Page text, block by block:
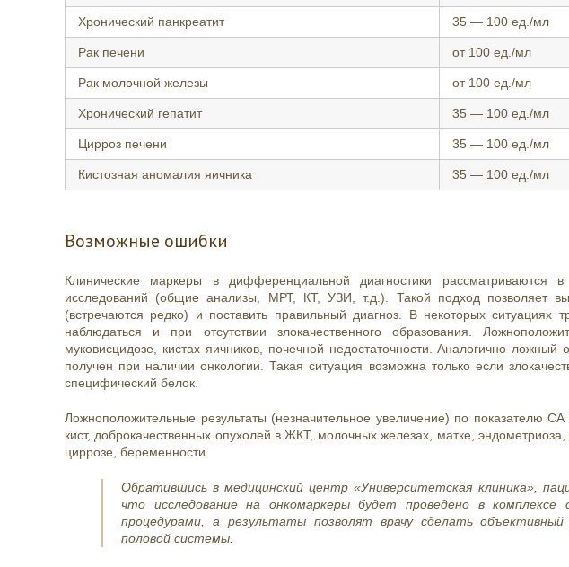
Хронический панкреатит 35 — 100 ед./мл
Рак печени от 100 ед./мл
Рак молочной железы от 100 ед./мл
Хронический гепатит 35 — 100 ед./мл
Цирроз печени 35 — 100 ед./мл
Кистозная аномалия яичника 35 — 100 ед./мл
Возможные ошибки
Клинические маркеры в дифференциальной диагностики рассматриваются
исследований (общие анализы, МРТ, КТ, УЗИ, т.д.). Такой подход позволяет
(встречаются редко) и поставить правильный диагноз. В некоторых ситуациях
наблюдаться и при отсутствии злокачественного образования.
муковисцидозе, кистах яичников, почечной недостаточности. Аналогично ложный
получен при наличии онкологии. Такая ситуация возможна только если
специфический белок.
Ложноположительные результаты (незначительное увеличение) по показателю
кист, доброкачественных опухолей в ЖКТ, молочных железах, матке, эндометриоза,
циррозе, беременности.
Обратившись в медицинский центр «Университетская клиника»,
что исследование на онкомаркеры будет проведено в комплексе
процедурами, а результаты позволят врачу сделать
половой системы.